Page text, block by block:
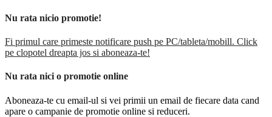
Nu rata nicio promotie!
Fi primul care primeste notificare push pe PC/tableta/mobill. Click
pe clopotel dreapta jos si aboneaza-te!
Nu rata nici o promotie online
Aboneaza-te cu email-ul si vei primii un email de fiecare data cand
apare o campanie de promotie online si reduceri.